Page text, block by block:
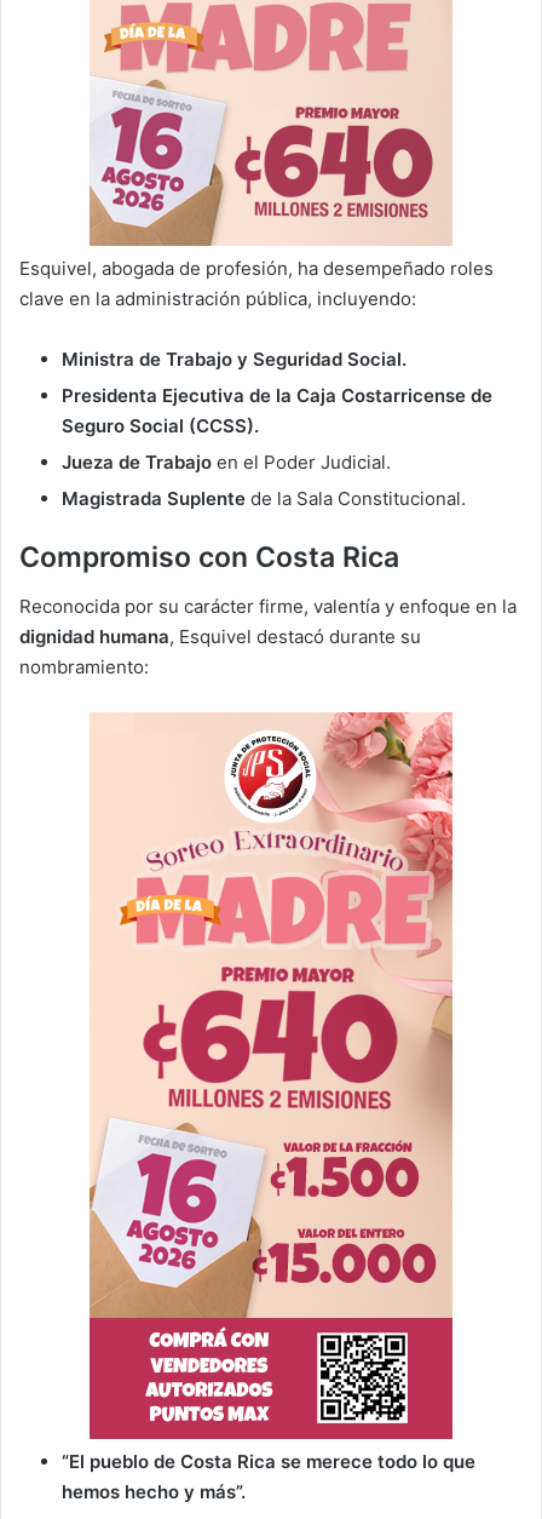
Esquivel, abogada de profesión, ha desempeñado roles
clave en la administración pública, incluyendo:
Ministra de Trabajo y Seguridad Social.
Presidenta Ejecutiva de la Caja Costarricense de
Seguro Social (CCSS).
Jueza de Trabajo en el Poder Judicial.
Magistrada Suplente de la Sala Constitucional.
Compromiso con Costa Rica
Reconocida por su carácter firme, valentía y enfoque en la
dignidad humana, Esquivel destacó durante su
nombramiento:
“El pueblo de Costa Rica se merece todo lo que
hemos hecho y más”.